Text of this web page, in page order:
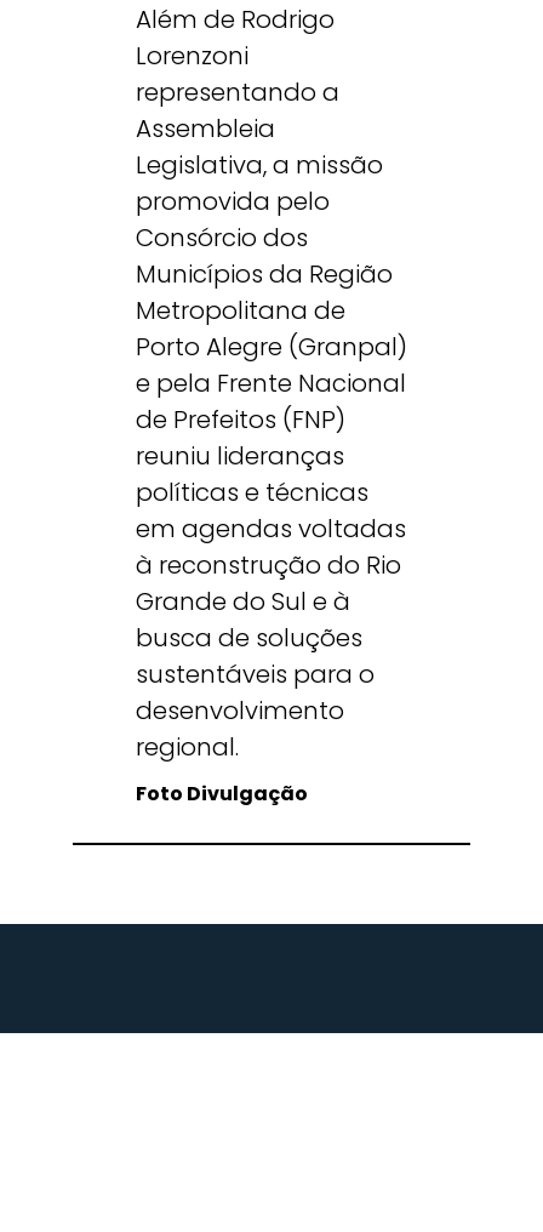
Além de Rodrigo
Lorenzoni
representando a
Assembleia
Legislativa, a missão
promovida pelo
Consórcio dos
Municípios da Região
Metropolitana de
Porto Alegre (Granpal)
e pela Frente Nacional
de Prefeitos (FNP)
reuniu lideranças
políticas e técnicas
em agendas voltadas
à reconstrução do Rio
Grande do Sul e à
busca de soluções
sustentáveis para o
desenvolvimento
regional.
Foto Divulgação